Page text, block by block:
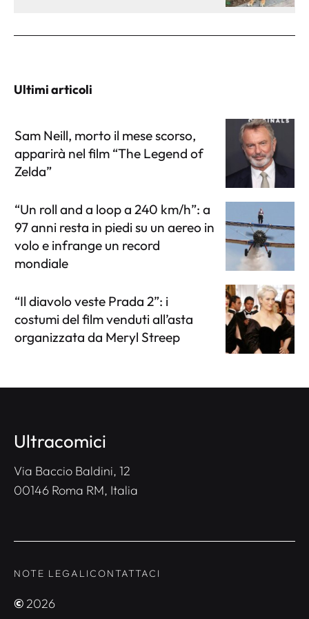
Ultimi articoli
Sam Neill, morto il mese scorso,
apparirà nel film “The Legend of
Zelda”
“Un roll and a loop a 240 km/h”: a
97 anni resta in piedi su un aereo in
volo e infrange un record
mondiale
“Il diavolo veste Prada 2”: i
costumi del film venduti all’asta
organizzata da Meryl Streep
Ultracomici
Via Baccio Baldini, 12
00146 Roma RM, Italia
NOTE LEGALICONTATTACI
©2026